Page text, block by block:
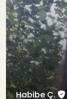
Habibe Ç.